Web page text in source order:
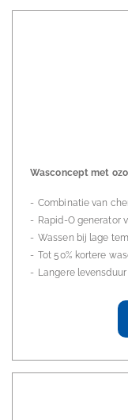
Wasconcept met
Combinatie van
Rapid-O generator
Wassen bij lage
Tot 50% kortere
Langere